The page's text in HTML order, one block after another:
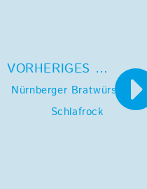
VORHERIGES REZEPT
Nürnberger Bratwürste im
Schlafrock